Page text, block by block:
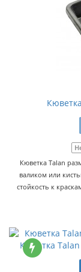
Кюветка Talan
валиком или
стойкость к
Кюветка